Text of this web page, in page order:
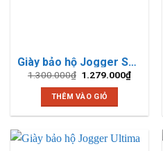
Giày bảo hộ Jogger Speedy S3
1.300.000₫ Giá
là:
1.300.000₫.
1.279.000₫Giá
THÊM VÀO GIỎ